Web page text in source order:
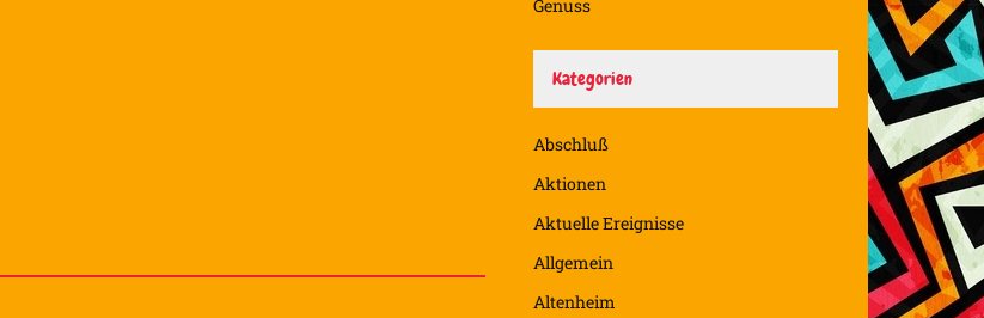
Genuss
Kategorien
Abschluß
Aktionen
Aktuelle Ereignisse
Allgemein
Altenheim